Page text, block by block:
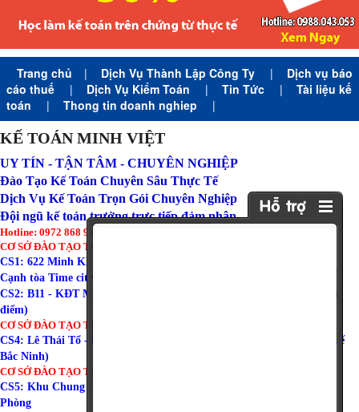
Trang chủ | Dịch Vụ Thành Lập Công Ty |
Dịch vụ báo
cáo thuế
| Dịch Vụ Kiểm Toán | Tin Tức |
Tài liệu kế
toán
| Thong tin doanh nghiep |
KẾ TOÁN MINH VIỆT
UY TÍN - TẬN TÂM - CHUYÊN NGHIỆP
Đào Tạo Kế Toán Chuyên Sâu Thực Tế
Dịch Vụ Kế Toán Trọn Gói Chuyên Nghiệp
Đội ngũ kế toán trưởng trực tiếp đảm nhận
Hotline: 0972 868 960 (Zalo)
CƠ SỞ ĐÀO TẠO TẠI HÀ NỘI:
CS1: 622 Minh Khai - Hai Bà Trưng - Hà Nội ( Tòa Amber Riverside
Cạnh tòa Time city )
CS2: B11 - KĐT Mỹ Đình I - Từ Liêm - Hà Nội ( Gần trường đoàn thị
điểm)
CƠ SỞ ĐÀO TẠO TẠI BẮC NINH:
CS4: Lê Thái Tổ - Phường Võ Cường - TP Bắc Ninh (Gần chi cục thuế
Bắc Ninh)
CƠ SỞ ĐÀO TẠO TẠI HẢI PHÒNG:
CS5: Khu Chung Cư Cách Thượng - Nam Sơn - An Dương - Tp Hải
Phòng